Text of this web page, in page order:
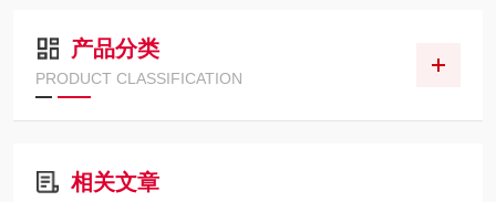
产品分类
PRODUCT CLASSIFICATION
相关文章